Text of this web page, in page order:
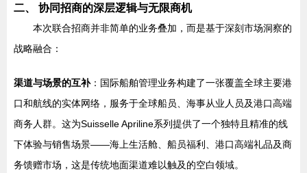
二、 协同招商的深层逻辑与无限商机
本次联合招商并非简单的业务叠加，而是基于深刻市场洞察的
战略融合：
渠道与场景的互补：国际船舶管理业务构建了一张覆盖全球主要港
口和航线的实体网络，服务于全球船员、海事从业人员及港口高端
商务人群。这为Suisselle Apriline系列提供了一个独特且精准的线
下体验与销售场景——海上生活舱、船员福利、港口高端礼品及商
务馈赠市场，这是传统地面渠道难以触及的空白领域。